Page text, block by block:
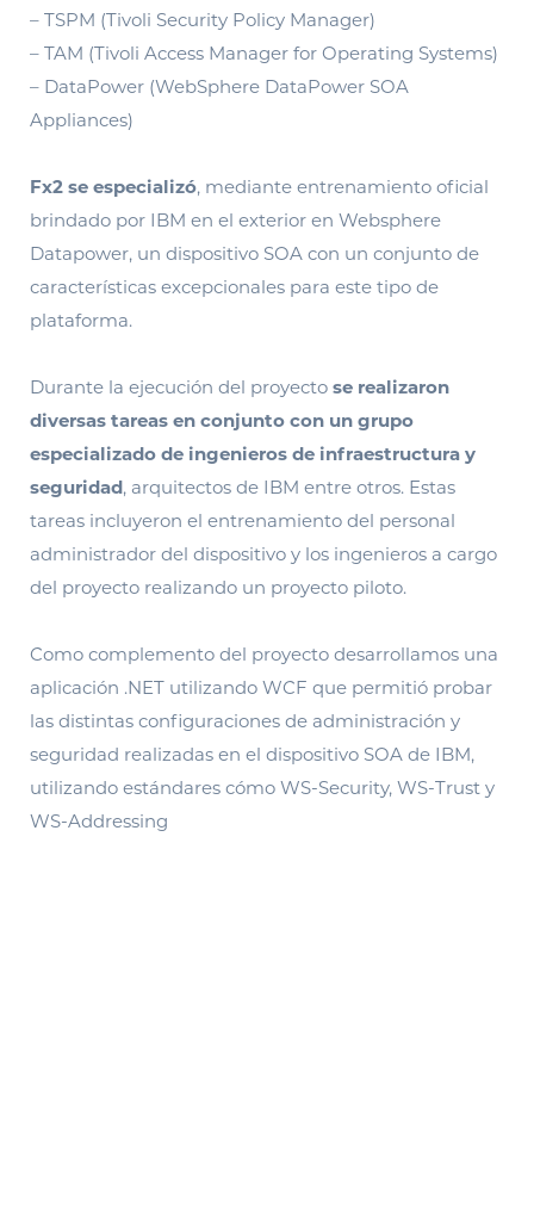
– TSPM (Tivoli Security Policy Manager)
– TAM (Tivoli Access Manager for Operating Systems)
– DataPower (WebSphere DataPower SOA
Appliances)
Fx2 se especializó, mediante entrenamiento oficial
brindado por IBM en el exterior en Websphere
Datapower, un dispositivo SOA con un conjunto de
características excepcionales para este tipo de
plataforma.
Durante la ejecución del proyecto se realizaron
diversas tareas en conjunto con un grupo
especializado de ingenieros de infraestructura y
seguridad, arquitectos de IBM entre otros. Estas
tareas incluyeron el entrenamiento del personal
administrador del dispositivo y los ingenieros a cargo
del proyecto realizando un proyecto piloto.
Como complemento del proyecto desarrollamos una
aplicación .NET utilizando WCF que permitió probar
las distintas configuraciones de administración y
seguridad realizadas en el dispositivo SOA de IBM,
utilizando estándares cómo WS-Security, WS-Trust y
WS-Addressing